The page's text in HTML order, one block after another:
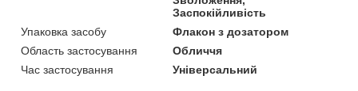
Заспокійливість
Упаковка засобу
Флакон з дозатором
Область застосування
Обличчя
Час застосування
Універсальний